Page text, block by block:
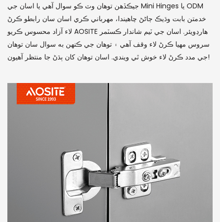
جيڪڏهن توهان وٽ ڪو سوال آهي يا اسان جي Mini Hinges يا ODM
خدمتن بابت وڌيڪ ڄاڻڻ چاهيندا، مهرباني ڪري اسان سان رابطو ڪرڻ
لاء آزاد محسوس ڪريو AOSITE هارڊويئر. اسان جي ٽيم شاندار ڪسٽمر
سروس مهيا ڪرڻ لاء وقف آهي ۽ توهان جي ڪنهن به سوال سان توهان
جي مدد ڪرڻ لاء خوش ٿي ويندي. اسان توهان کان ٻڌڻ جا منتظر آهيون!